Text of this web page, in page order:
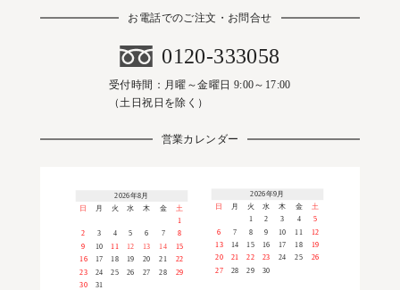
お電話でのご注文・お問合せ
0120-333058
受付時間：月曜～金曜日 9:00～17:00
（土日祝日を除く）
営業カレンダー
2026年8月
日
月 火 水 木 金
土
1
2 3 4 5 6 7
8
9
10 11 12 13 14
15
16
17 18 19 20 21 22
23 24 25 26 27 28
29
30
31
2026年9月
日
月 火 水 木 金
土
1
2 3 4 5
6 7 8 9 10 11
12
13
14 15 16 17 18 19
20 21 22 23 24 25
26
27
28 29 30